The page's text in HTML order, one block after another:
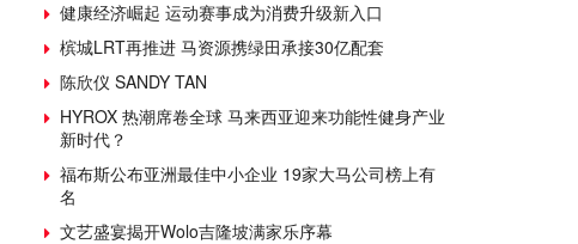
健康经济崛起 运动赛事成为消费升级新入口
槟城LRT再推进 马资源携绿田承接30亿配套
陈欣仪 SANDY TAN
HYROX 热潮席卷全球 马来西亚迎来功能性健身产业
新时代？
福布斯公布亚洲最佳中小企业 19家大马公司榜上有
名
文艺盛宴揭开Wolo吉隆坡满家乐序幕